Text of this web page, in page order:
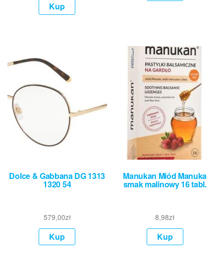
Kup
Dolce & Gabbana DG 1313
1320 54
579,00zł
Kup
Manukan Miód Manuka
smak malinowy 16 tabl.
8,98zł
Kup